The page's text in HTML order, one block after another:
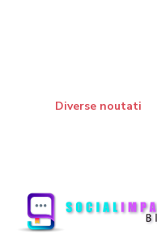
Diverse noutati